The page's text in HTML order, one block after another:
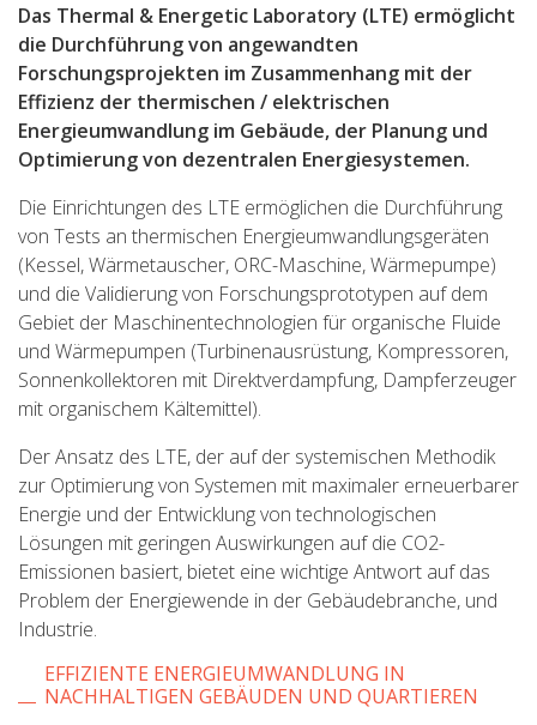
Das Thermal & Energetic Laboratory (LTE) ermöglicht
die Durchführung von angewandten
Forschungsprojekten im Zusammenhang mit der
Effizienz der thermischen / elektrischen
Energieumwandlung im Gebäude, der Planung und
Optimierung von dezentralen Energiesystemen.
Die Einrichtungen des LTE ermöglichen die Durchführung
von Tests an thermischen Energieumwandlungsgeräten
(Kessel, Wärmetauscher, ORC-Maschine, Wärmepumpe)
und die Validierung von Forschungsprototypen auf dem
Gebiet der Maschinentechnologien für organische Fluide
und Wärmepumpen (Turbinenausrüstung, Kompressoren,
Sonnenkollektoren mit Direktverdampfung, Dampferzeuger
mit organischem Kältemittel).
Der Ansatz des LTE, der auf der systemischen Methodik
zur Optimierung von Systemen mit maximaler erneuerbarer
Energie und der Entwicklung von technologischen
Lösungen mit geringen Auswirkungen auf die CO2-
Emissionen basiert, bietet eine wichtige Antwort auf das
Problem der Energiewende in der Gebäudebranche, und
Industrie.
EFFIZIENTE ENERGIEUMWANDLUNG IN
NACHHALTIGEN GEBÄUDEN UND QUARTIEREN